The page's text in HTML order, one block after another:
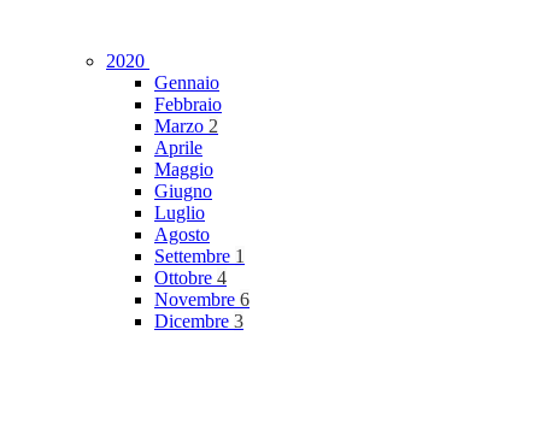
2020
Gennaio
Febbraio
Marzo 2
Aprile
Maggio
Giugno
Luglio
Agosto
Settembre 1
Ottobre 4
Novembre 6
Dicembre 3